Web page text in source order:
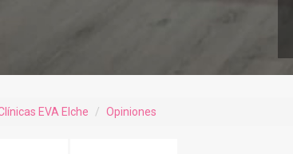
EVA Elche Opiniones